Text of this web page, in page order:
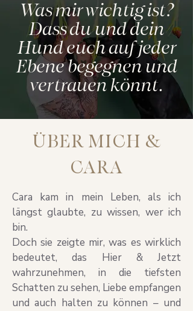
Was mir wichtig ist?
Dass du und dein
Hund euch auf jeder
Ebene begegnen und
vertrauen könnt.
ÜBER MICH &
CARA
Cara kam in mein Leben, als ich
längst glaubte, zu wissen, wer ich
bin.
Doch sie zeigte mir, was es wirklich
bedeutet, das Hier & Jetzt
wahrzunehmen, in die tiefsten
Schatten zu sehen, Liebe empfangen
und auch halten zu können – und